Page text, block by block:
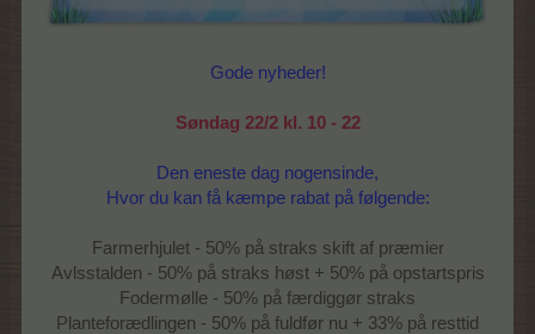
Gode nyheder!
Søndag 22/2 kl. 10 - 22
Den eneste dag nogensinde,
Hvor du kan få kæmpe rabat på følgende:
Farmerhjulet - 50% på straks skift af præmier
Avlsstalden - 50% på straks høst + 50% på opstartspris
Fodermølle - 50% på færdiggør straks
Planteforædlingen - 50% på fuldfør nu + 33% på resttid